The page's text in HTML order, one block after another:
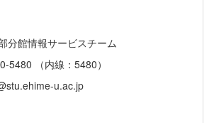
分館情報サービスチーム
（内線：5480）
u.ac.jp